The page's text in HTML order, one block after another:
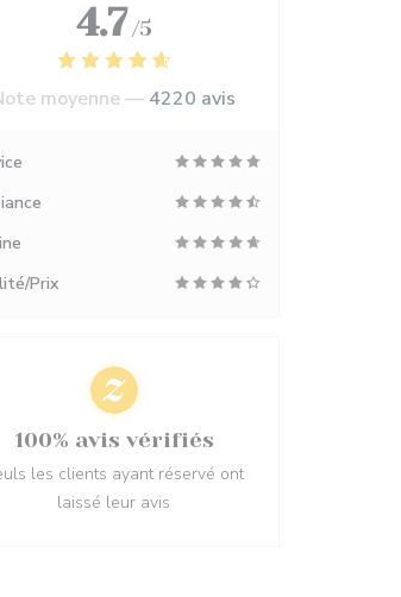
4.7 /5
moyenne — 4220 avis
Prix
100% avis vérifiés
les clients ayant réservé ont
laissé leur avis